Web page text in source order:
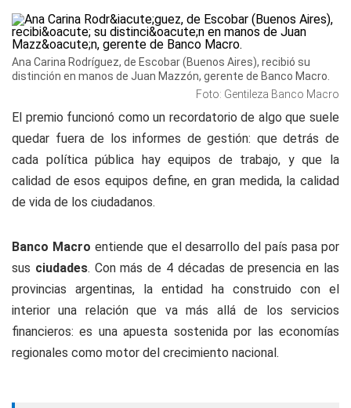
Ana Carina Rodríguez, de Escobar (Buenos Aires), recibió su
distinción en manos de Juan Mazzón, gerente de Banco Macro.
Foto: Gentileza Banco Macro
El premio funcionó como un recordatorio de algo que suele
quedar fuera de los informes de gestión: que detrás de
cada política pública hay equipos de trabajo, y que la
calidad de esos equipos define, en gran medida, la calidad
de vida de los ciudadanos.
Banco Macro entiende que el desarrollo del país pasa por
sus ciudades. Con más de 4 décadas de presencia en las
provincias argentinas, la entidad ha construido con el
interior una relación que va más allá de los servicios
financieros: es una apuesta sostenida por las economías
regionales como motor del crecimiento nacional.